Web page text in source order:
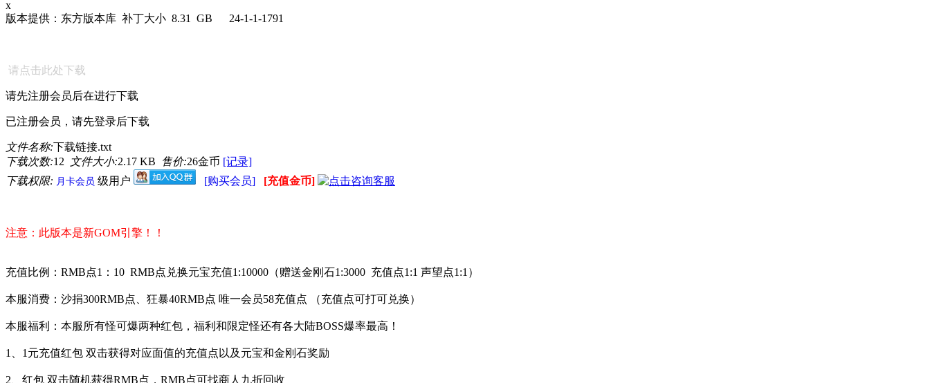
x
版本提供：东方版本库 补丁大小 8.31 GB 24-1-1-1791
请点击此处下载
请先注册会员后在进行下载
已注册会员，请先登录后下载
文件名称:下载链接.txt
下载次数:12 文件大小:2.17 KB 售价:26金币 [记录]
下载权限: 月卡会员 级用户 [购买会员] [充值金币]
注意：此版本是新GOM引擎！！
充值比例：RMB点1：10 RMB点兑换元宝充值1:10000（赠送金刚石1:3000 充值点1:1 声望点1:1）
本服消费：沙捐300RMB点、狂暴40RMB点 唯一会员58充值点 （充值点可打可兑换）
本服福利：本服所有怪可爆两种红包，福利和限定怪还有各大陆BOSS爆率最高！
1、1元充值红包 双击获得对应面值的充值点以及元宝和金刚石奖励
2、红包 双击随机获得RMB点，RMB点可找商人九折回收